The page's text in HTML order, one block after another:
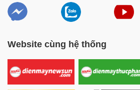
Cấu tạo và nguyên lý hoạt
nắp lật HHB-7000D
hoàn toàn tự động qua 3 giai đoạn
tráng và đun nóng, sau đó nước
để chia sang khoang rửa,
Website cùng hệ thống